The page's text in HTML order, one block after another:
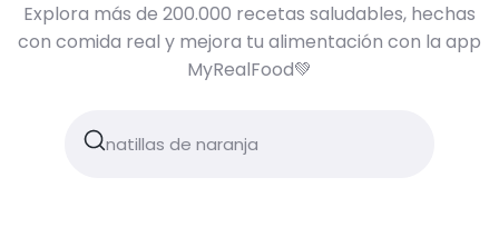
Explora más de 200.000 recetas saludables, hechas
con comida real y mejora tu alimentación con la app
MyRealFood💚